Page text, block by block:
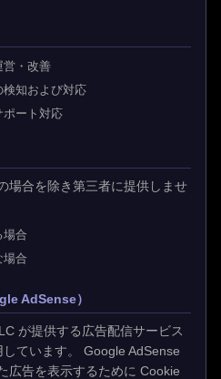
営・改善
知および対応
ポート対応
場合を除き第三者に提供しませ
場合
場合
AdSense）
が提供する広告配信サービス
しています。 Google AdSense
広告を表示するために Cookie